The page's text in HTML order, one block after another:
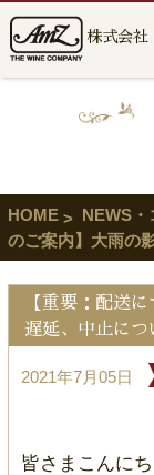
株式会社
HOME NEWS・
のご案内】大雨の
【重要：配送
遅延、中止につ
2021年7月05日
皆さまこんに